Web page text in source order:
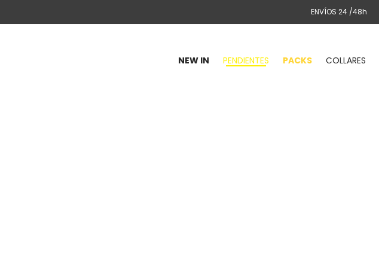
ENVÍOS 24 /48h
NEW IN PENDIENTES PACKS COLLARES